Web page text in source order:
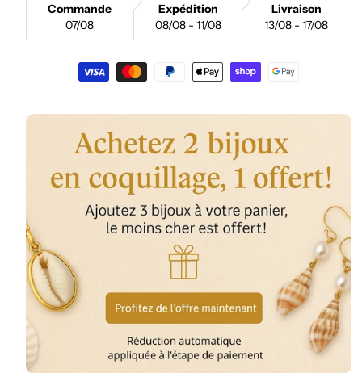
Commande
07/08
Expédition
08/08 - 11/08
Livraison
13/08 - 17/08